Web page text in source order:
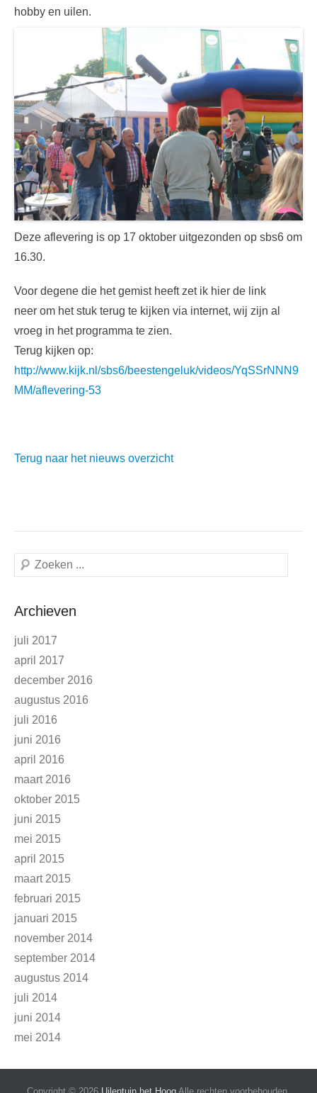
hobby en uilen.
Deze aflevering is op 17 oktober uitgezonden op sbs6 om
16.30.
Voor degene die het gemist heeft zet ik hier de link
neer om het stuk terug te kijken via internet, wij zijn al
vroeg in het programma te zien.
Terug kijken op:
http://www.kijk.nl/sbs6/beestengeluk/videos/YqSSrNNN9
MM/aflevering-53
Terug naar het nieuws overzicht
Zoeken
Archieven
juli 2017
april 2017
december 2016
augustus 2016
juli 2016
juni 2016
april 2016
maart 2016
oktober 2015
juni 2015
mei 2015
april 2015
maart 2015
februari 2015
januari 2015
november 2014
september 2014
augustus 2014
juli 2014
juni 2014
mei 2014